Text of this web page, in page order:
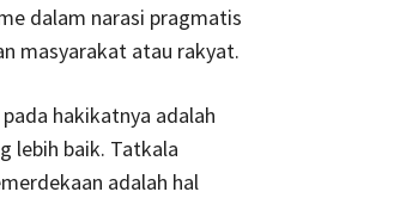
dalam narasi pragmatis
masyarakat atau rakyat.
hakikatnya adalah
lebih baik. Tatkala
adalah hal